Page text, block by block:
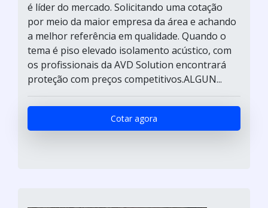
é líder do mercado. Solicitando uma cotação
por meio da maior empresa da área e achando
a melhor referência em qualidade. Quando o
tema é piso elevado isolamento acústico, com
os profissionais da AVD Solution encontrará
proteção com preços competitivos.ALGUN...
Cotar agora